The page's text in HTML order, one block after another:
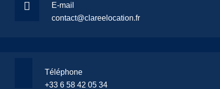
E-mail
contact@clareelocation.fr
Téléphone
+33 6 58 42 05 34